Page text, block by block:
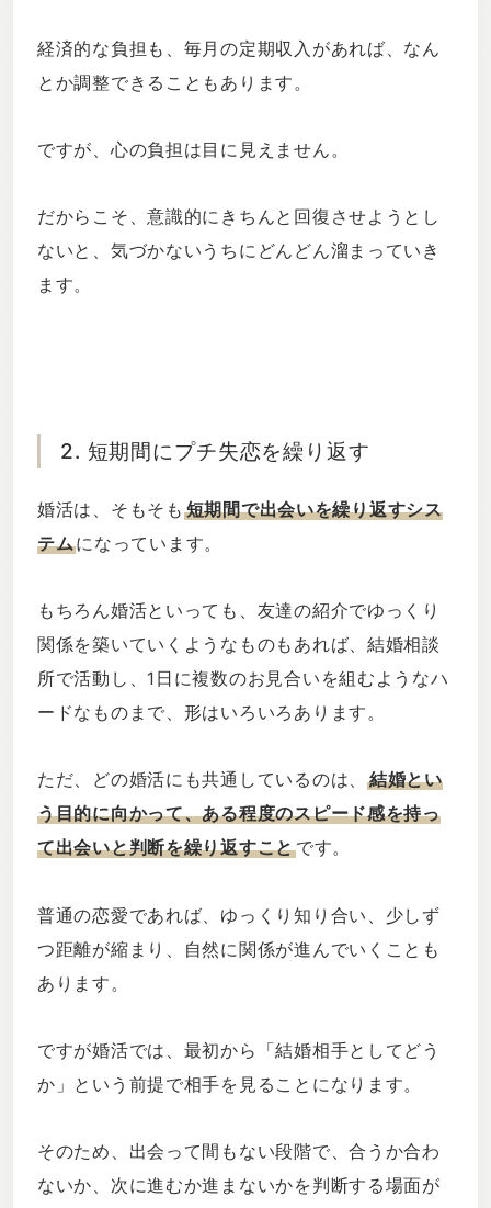
経済的な負担も、毎月の定期収入があれば、なん
とか調整できることもあります。
ですが、心の負担は目に見えません。
だからこそ、意識的にきちんと回復させようとし
ないと、気づかないうちにどんどん溜まっていき
ます。
2. 短期間にプチ失恋を繰り返す
婚活は、そもそも 短期間で出会いを繰り返すシス
テムになっています。
もちろん婚活といっても、友達の紹介でゆっくり
関係を築いていくようなものもあれば、結婚相談
所で活動し、1日に複数のお見合いを組むようなハ
ードなものまで、形はいろいろあります。
ただ、どの婚活にも共通しているのは、 結婚とい
う目的に向かって、ある程度のスピード感を持っ
て出会いと判断を繰り返すことです。
普通の恋愛であれば、ゆっくり知り合い、少しず
つ距離が縮まり、自然に関係が進んでいくことも
あります。
ですが婚活では、最初から「結婚相手としてどう
か」という前提で相手を見ることになります。
そのため、出会って間もない段階で、合うか合わ
ないか、次に進むか進まないかを判断する場面が